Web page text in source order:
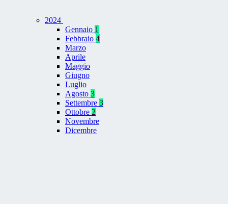
2024
Gennaio 1
Febbraio 4
Marzo
Aprile
Maggio
Giugno
Luglio
Agosto 3
Settembre 3
Ottobre 2
Novembre
Dicembre